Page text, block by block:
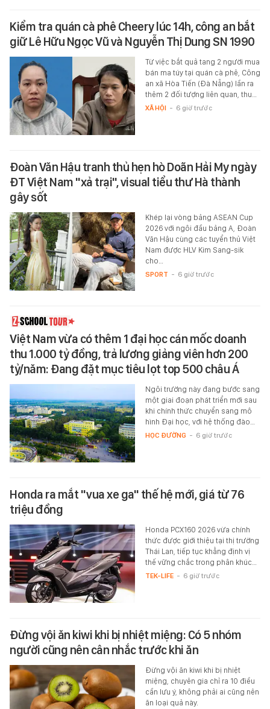
Kiểm tra quán cà phê Cheery lúc 14h, công an bắt
giữ Lê Hữu Ngọc Vũ và Nguyễn Thị Dung SN 1990
Từ việc bắt quả tang 2 người mua
bán ma túy tại quán cà phê, Công
an xã Hòa Tiến (Đà Nẵng) lần ra
thêm 2 đối tượng liên quan, thu…
XÃ HỘI - 6 giờ trước
Đoàn Văn Hậu tranh thủ hẹn hò Doãn Hải My ngày
ĐT Việt Nam "xả trại", visual tiểu thư Hà thành
gây sốt
Khép lại vòng bảng ASEAN Cup
2026 với ngôi đầu bảng A, Đoàn
Văn Hậu cùng các tuyển thủ Việt
Nam được HLV Kim Sang-sik
cho…
SPORT - 6 giờ trước
Việt Nam vừa có thêm 1 đại học cán mốc doanh
thu 1.000 tỷ đồng, trả lương giảng viên hơn 200
tỷ/năm: Đang đặt mục tiêu lọt top 500 châu Á
Ngôi trường này đang bước sang
một giai đoạn phát triển mới sau
khi chính thức chuyển sang mô
hình Đại học, với hệ thống đào…
HỌC ĐƯỜNG - 6 giờ trước
Honda ra mắt "vua xe ga" thế hệ mới, giá từ 76
triệu đồng
Honda PCX160 2026 vừa chính
thức được giới thiệu tại thị trường
Thái Lan, tiếp tục khẳng định vị
thế vững chắc trong phân khúc…
TEK-LIFE - 6 giờ trước
Đừng vội ăn kiwi khi bị nhiệt miệng: Có 5 nhóm
người cũng nên cân nhắc trước khi ăn
Đừng vội ăn kiwi khi bị nhiệt
miệng, chuyên gia chỉ ra 10 điều
cần lưu ý, không phải ai cũng nên
ăn loại quả này.